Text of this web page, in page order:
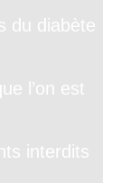
du diabète
l’on est
interdits